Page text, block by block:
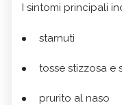
I sintomi principali
starnuti
tosse stizzosa e
prurito al naso